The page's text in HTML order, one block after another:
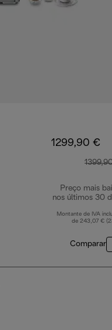
1299,90 €
Preço mais
nos últimos 30
Montante de IVA
de 243,07 €
Comparar